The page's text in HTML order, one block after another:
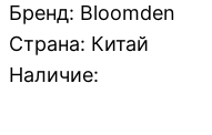
Бренд: Bloomden
Страна: Китай
Наличие: